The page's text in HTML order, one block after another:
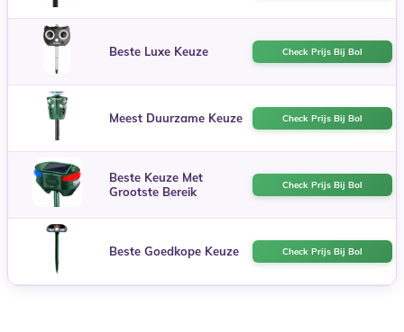
Beste Luxe Keuze Check Prijs Bij Bol
Meest Duurzame Keuze Check Prijs Bij Bol
Beste Keuze Met
Grootste Bereik
Check Prijs Bij Bol
Beste Goedkope Keuze Check Prijs Bij Bol